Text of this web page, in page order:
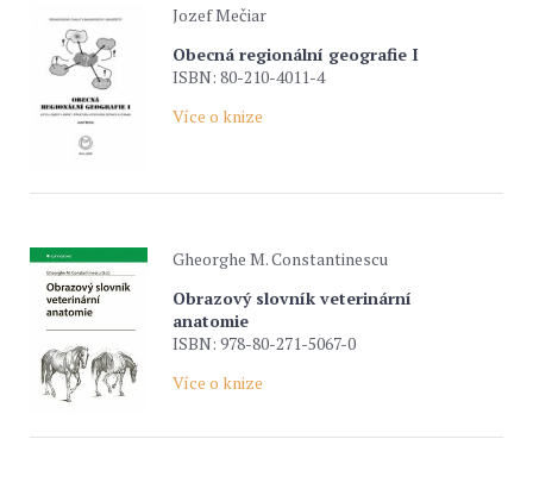
Jozef Mečiar
Obecná regionální geografie I
ISBN: 80-210-4011-4
Více o knize
Gheorghe M. Constantinescu
Obrazový slovník veterinární
anatomie
ISBN: 978-80-271-5067-0
Více o knize